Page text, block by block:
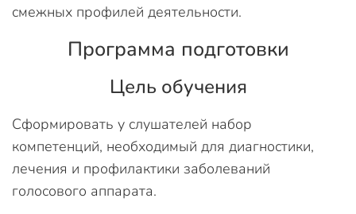
смежных профилей деятельности.
Программа подготовки
Цель обучения
Сформировать у слушателей набор
компетенций, необходимый для диагностики,
лечения и профилактики заболеваний
голосового аппарата.